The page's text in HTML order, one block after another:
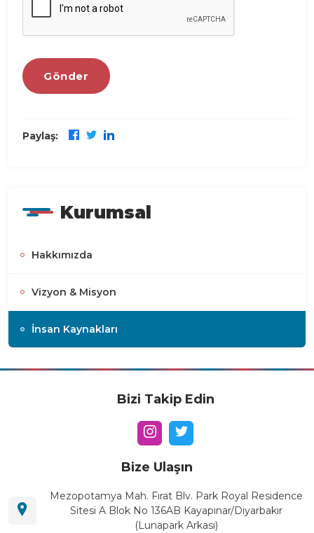
Kurumsal
Hakkımızda
Vizyon & Misyon
İnsan Kaynakları
Gönder
Paylaş:
Bizi Takip Edin
Bize Ulaşın
Mezopotamya Mah. Fırat Blv. Park Royal Residence
Sitesi A Blok No 136AB Kayapınar/Diyarbakır
(Lunapark Arkası)